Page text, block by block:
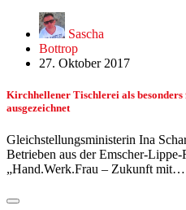
Sascha
Bottrop
27. Oktober 2017
Kirchhellener Tischlerei als
ausgezeichnet
Gleichstellungsministerin Ina
Betrieben aus der Emscher-
„Hand.Werk.Frau – Zukunft mit…